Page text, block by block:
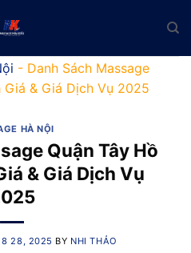
- Danh Sách Massage
& Giá Dịch Vụ 2025
HÀ NỘI
Quận Tây Hồ
& Giá Dịch Vụ
8 28, 2025 BY NHI THẢO